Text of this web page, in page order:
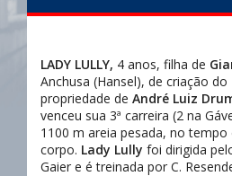
LADY LULLY, 4 anos, filha de
Anchusa (Hansel), de criação do
propriedade de André Luiz
venceu sua 3ª carreira (2 na
1100 m areia pesada, no tempo
corpo. Lady Lully foi dirigida
Gaier e é treinada por C.